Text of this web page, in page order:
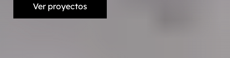
Ver proyectos